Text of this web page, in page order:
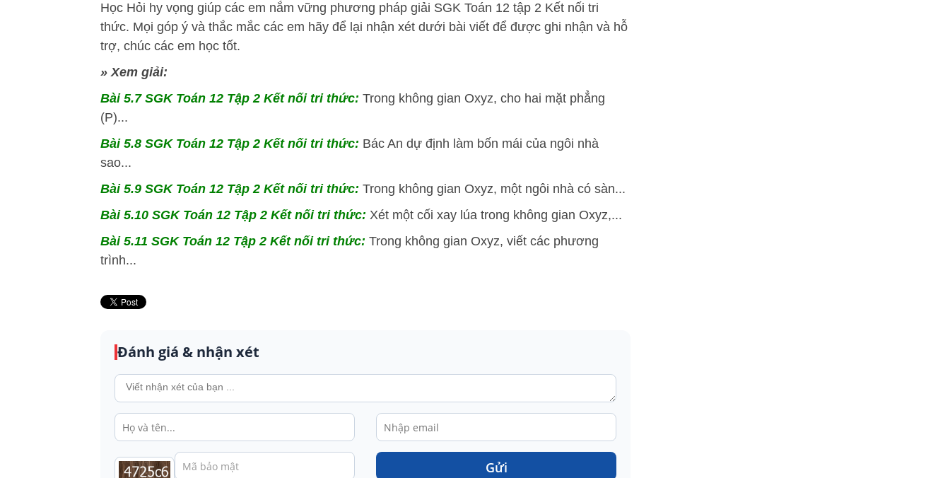
Học Hỏi hy vọng giúp các em nắm vững phương pháp giải SGK Toán 12 tập 2 Kết nối tri
thức. Mọi góp ý và thắc mắc các em hãy để lại nhận xét dưới bài viết để được ghi nhận và hỗ
trợ, chúc các em học tốt.
» Xem giải:
Bài 5.7 SGKToán 12 Tập 2 Kết nối tri thức: Trong không gian Oxyz, cho hai mặt phẳng
(P)...
Bài 5.8 SGKToán 12 Tập 2 Kết nối tri thức: Bác An dự định làm bốn mái của ngôi nhà
sao...
Bài 5.9 SGKToán 12 Tập 2 Kết nối tri thức: Trong không gian Oxyz, một ngôi nhà có sàn...
Bài 5.10 SGKToán 12 Tập 2 Kết nối tri thức: Xét một cối xay lúa trong không gian Oxyz,...
Bài 5.11 SGKToán 12 Tập 2 Kết nối tri thức: Trong không gian Oxyz, viết các phương
trình...
Đánh giá & nhận xét
Gửi